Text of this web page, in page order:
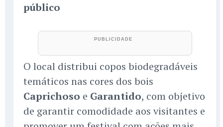
público
O local distribui copos biodegradáveis
temáticos nas cores dos bois
Caprichoso e Garantido, com objetivo
de garantir comodidade aos visitantes e